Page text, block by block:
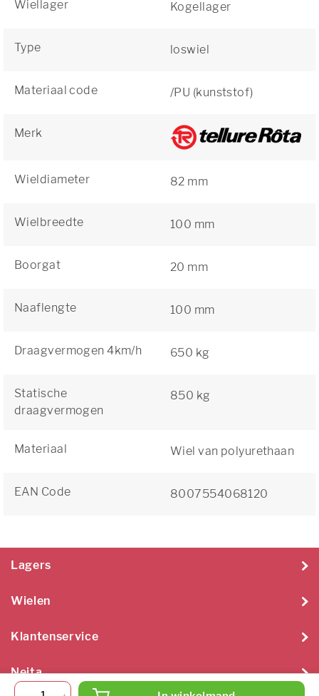
Wiellager Kogellager
Type loswiel
Materiaal code /PU (kunststof)
Merk
Wieldiameter 82 mm
Wielbreedte 100 mm
Boorgat 20 mm
Naaflengte 100 mm
Draagvermogen 4km/h 650 kg
Statische
draagvermogen
850 kg
Materiaal Wiel van polyurethaan
EAN Code 8007554068120
Lagers
Wielen
Klantenservice
Neita